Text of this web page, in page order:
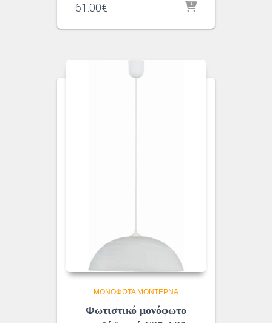
61.00€
ΜΟΝΌΦΩΤΑ ΜΟΝΤΈΡΝΑ
Φωτιστικό μονόφωτο